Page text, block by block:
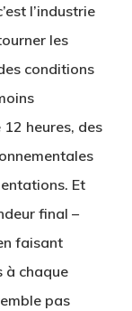
l’industrie
les
conditions
heures, des
Et
final –
faisant
à chaque
pas